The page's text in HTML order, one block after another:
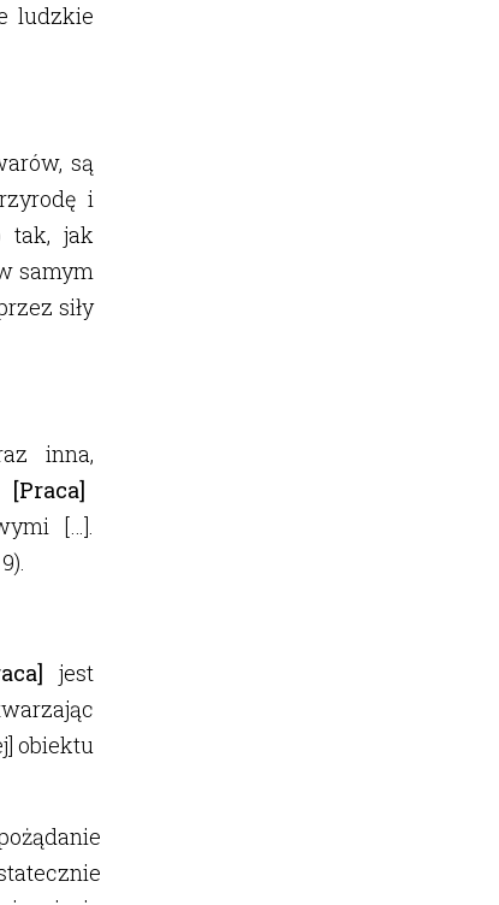
ludzkie
są
i
tak, jak
samym
siły
inna,
[Praca]
[…].
jest
obiektu